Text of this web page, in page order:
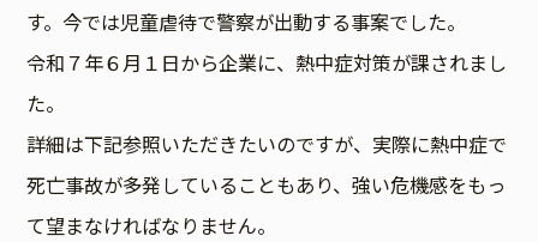
す。今では児童虐待で警察が出動する事案でした。
令和７年６月１日から企業に、熱中症対策が課されまし
た。
詳細は下記参照いただきたいのですが、実際に熱中症で
死亡事故が多発していることもあり、強い危機感をもっ
て望まなければなりません。